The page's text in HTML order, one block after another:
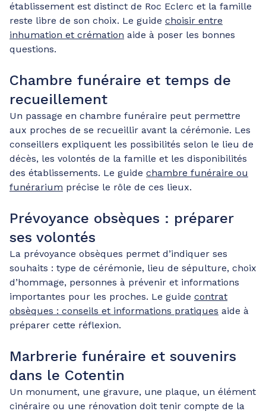
établissement est distinct de Roc Eclerc et la famille
reste libre de son choix. Le guide choisir entre
inhumation et crémation aide à poser les bonnes
questions.
Chambre funéraire et temps de
recueillement
Un passage en chambre funéraire peut permettre
aux proches de se recueillir avant la cérémonie. Les
conseillers expliquent les possibilités selon le lieu de
décès, les volontés de la famille et les disponibilités
des établissements. Le guide chambre funéraire ou
funérarium précise le rôle de ces lieux.
Prévoyance obsèques : préparer
ses volontés
La prévoyance obsèques permet d’indiquer ses
souhaits : type de cérémonie, lieu de sépulture, choix
d’hommage, personnes à prévenir et informations
importantes pour les proches. Le guide contrat
obsèques : conseils et informations pratiques aide à
préparer cette réflexion.
Marbrerie funéraire et souvenirs
dans le Cotentin
Un monument, une gravure, une plaque, un élément
cinéraire ou une rénovation doit tenir compte de la